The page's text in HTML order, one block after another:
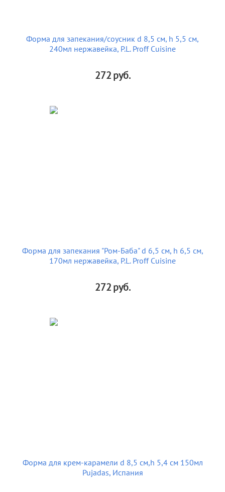
Форма для запекания/соусник d 8,5 см, h 5,5 см,
240мл нержавейка, P.L. Proff Cuisine
272руб.
Форма для запекания "Ром-Баба" d 6,5 см, h 6,5 см,
170мл нержавейка, P.L. Proff Cuisine
272руб.
Форма для крем-карамели d 8,5 см,h 5,4 см 150мл
Pujadas, Испания